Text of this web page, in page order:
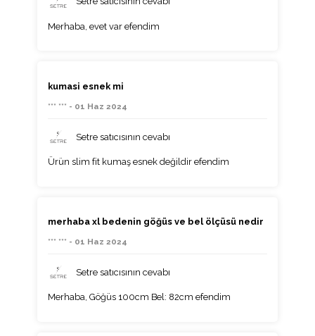
Merhaba, evet var efendim
kumasi esnek mi
*** *** - 01 Haz 2024
Setre satıcısının cevabı
Ürün slim fit kumaş esnek değildir efendim
merhaba xl bedenin göğüs ve bel ölçüsü nedir
*** *** - 01 Haz 2024
Setre satıcısının cevabı
Merhaba, Göğüs 100cm Bel: 82cm efendim